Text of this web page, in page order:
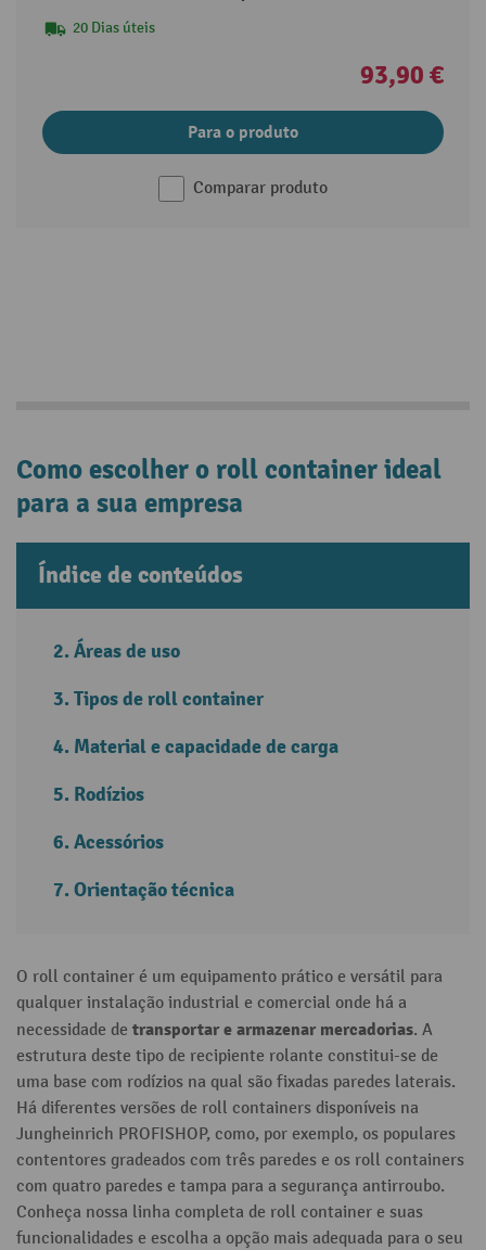
20 Dias úteis
93,90 €
Para o produto
Comparar produto
Como escolher o roll container ideal
para a sua empresa
Índice de conteúdos
Áreas de uso
Tipos de roll container
Material e capacidade de carga
Rodízios
Acessórios
Orientação técnica
O roll container é um equipamento prático e versátil para
qualquer instalação industrial e comercial onde há a
necessidade de transportar e armazenar mercadorias. A
estrutura deste tipo de recipiente rolante constitui-se de
uma base com rodízios na qual são fixadas paredes laterais.
Há diferentes versões de roll containers disponíveis na
Jungheinrich PROFISHOP, como, por exemplo, os populares
contentores gradeados com três paredes e os roll containers
com quatro paredes e tampa para a segurança antirroubo.
Conheça nossa linha completa de roll container e suas
funcionalidades e escolha a opção mais adequada para o seu